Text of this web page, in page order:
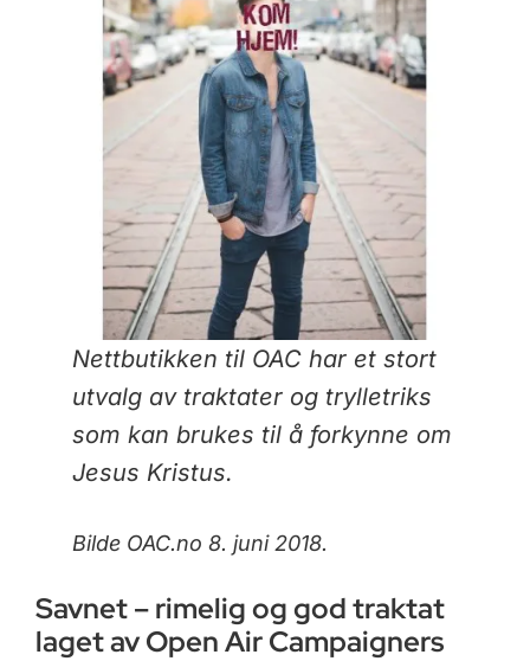
Nettbutikken til OAC har et stort
utvalg av traktater og trylletriks
som kan brukes til å forkynne om
Jesus Kristus.
Bilde OAC.no 8. juni 2018.
Savnet – rimelig og god traktat
laget av Open Air Campaigners